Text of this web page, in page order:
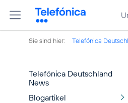
Sie sind hier: Telefónica
Telefónica Deutschland
News
Blogartikel